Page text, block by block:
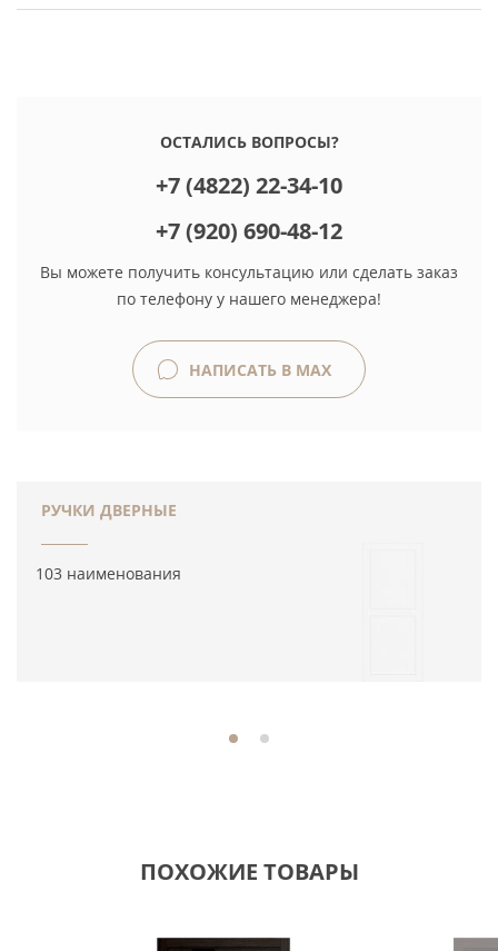
ОСТАЛИСЬ ВОПРОСЫ?
+7 (4822) 22-34-10
+7 (920) 690-48-12
Вы можете получить консультацию или сделать заказ
по телефону у нашего менеджера!
НАПИСАТЬ В MAX
РУЧКИ ДВЕРНЫЕ
103 наименования
ПОХОЖИЕ ТОВАРЫ